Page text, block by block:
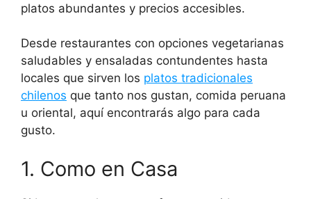
platos abundantes y precios accesibles.
Desde restaurantes con opciones vegetarianas
saludables y ensaladas contundentes hasta
locales que sirven los platos tradicionales
chilenos que tanto nos gustan, comida peruana
u oriental, aquí encontrarás algo para cada
gusto.
1. Como en Casa